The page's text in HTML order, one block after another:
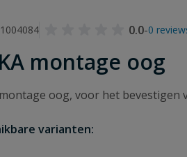
0.0-0
montage oog
oog, voor het bevestigen
varianten: